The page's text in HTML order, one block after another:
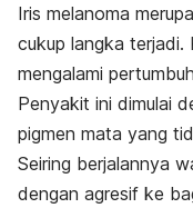
Iris melanoma
cukup langka terjadi.
mengalami
Penyakit ini dimulai
pigmen mata yang
Seiring berjalannya
dengan agresif ke